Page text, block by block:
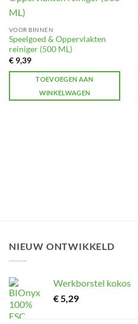
Toevoegen
VOOR BINNEN
Speelgoed & Oppervlakten
reiniger (500 ML)
€9,39
TOEVOEGEN AAN
WINKELWAGEN
NIEUW ONTWIKKELD
Werkborstel kokos
€5,29